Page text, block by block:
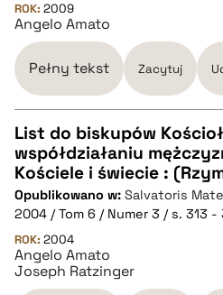
pobierz cytat
pobierz cytat
ROK: 2009
Angelo Amato
Pełny tekst Zacytuj
CZYSTY TEKST
pobierz cytat
BIBTEX
List do biskupów
współdziałaniu
Kościele i świecie :
Opublikowano w: Salvatoris
2004 / Tom 6 / Numer 3 / s. 313 -
ROK: 2004
Angelo Amato
Joseph Ratzinger